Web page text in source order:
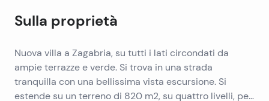
Sulla proprietà
Nuova villa a Zagabria, su tutti i lati circondati da
ampie terrazze e verde. Si trova in una strada
tranquilla con una bellissima vista escursione. Si
estende su un terreno di 820 m2, su quattro livelli, per